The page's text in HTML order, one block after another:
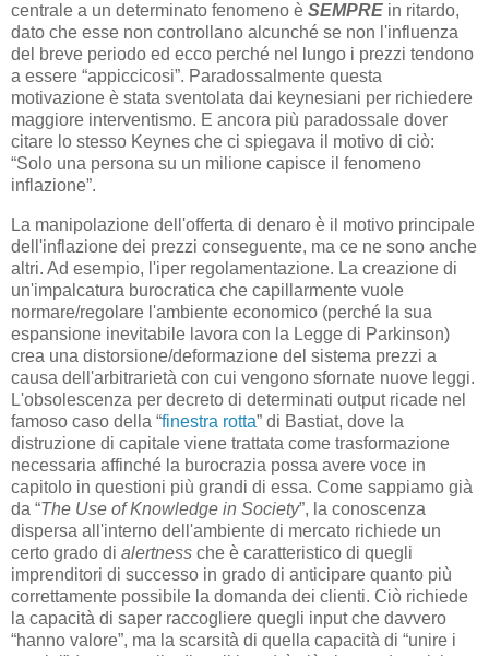
centrale a un determinato fenomeno è SEMPRE in ritardo,
dato che esse non controllano alcunché se non l'influenza
del breve periodo ed ecco perché nel lungo i prezzi tendono
a essere “appiccicosi”. Paradossalmente questa
motivazione è stata sventolata dai keynesiani per richiedere
maggiore interventismo. E ancora più paradossale dover
citare lo stesso Keynes che ci spiegava il motivo di ciò:
“Solo una persona su un milione capisce il fenomeno
inflazione”.
La manipolazione dell'offerta di denaro è il motivo principale
dell'inflazione dei prezzi conseguente, ma ce ne sono anche
altri. Ad esempio, l'iper regolamentazione. La creazione di
un'impalcatura burocratica che capillarmente vuole
normare/regolare l'ambiente economico (perché la sua
espansione inevitabile lavora con la Legge di Parkinson)
crea una distorsione/deformazione del sistema prezzi a
causa dell'arbitrarietà con cui vengono sfornate nuove leggi.
L'obsolescenza per decreto di determinati output ricade nel
famoso caso della “finestra rotta” di Bastiat, dove la
distruzione di capitale viene trattata come trasformazione
necessaria affinché la burocrazia possa avere voce in
capitolo in questioni più grandi di essa. Come sappiamo già
da “The Use of Knowledge in Society”, la conoscenza
dispersa all'interno dell'ambiente di mercato richiede un
certo grado di alertness che è caratteristico di quegli
imprenditori di successo in grado di anticipare quanto più
correttamente possibile la domanda dei clienti. Ciò richiede
la capacità di saper raccogliere quegli input che davvero
“hanno valore”, ma la scarsità di quella capacità di “unire i